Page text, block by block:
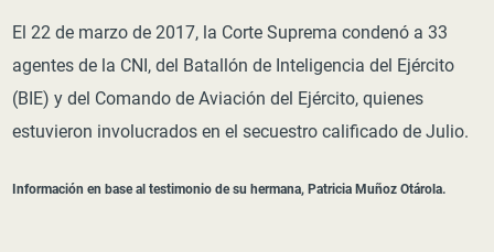
El 22 de marzo de 2017, la Corte Suprema condenó a 33
agentes de la CNI, del Batallón de Inteligencia del Ejército
(BIE) y del Comando de Aviación del Ejército, quienes
estuvieron involucrados en el secuestro calificado de Julio.
Información en base al testimonio de su hermana, Patricia Muñoz Otárola.